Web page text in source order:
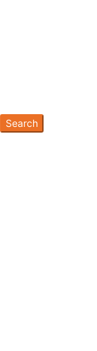
Search